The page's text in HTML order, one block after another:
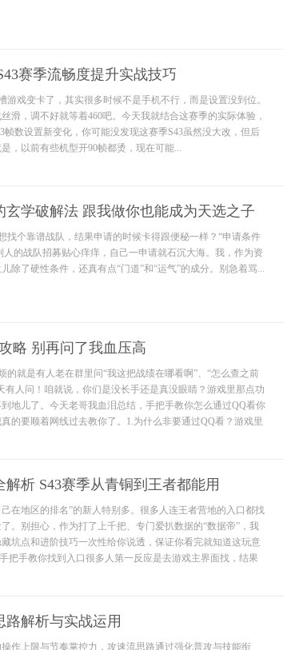
赛季流畅度提升实战技巧
游戏变卡了，其实很多时候不是手机不行，而是设置没到位。
滑，调不好就等着460吧。今天我就结合这赛季的实际体验，
帧数设置新变化，你可能没发现这赛季S43虽然没大改，但后
，以前有些机型开90帧都烫，现在可能...
学破解法 跟我做你也能成为天选之子
找个靠谱战队，结果申请的时候卡得跟便秘一样？“申请条件
人的战队招募贴心痒痒，自己一申请就石沉大海。我，作为资
除了硬性条件，还真有点“门道”和“运气”的成分。别急着骂...
略 别再问了我血压高
的就是有人老在群里问“我这把战绩在哪看啊”、“怎么查之前
有人问！咱就说，你们是没长手还是真没眼睛？游戏里那点功
地儿了。今天老哥我血泪总结，手把手教你怎么通过QQ看你
的要顺着网线过去教你了。1.为什么非要通过QQ看？游戏里
析 S43赛季从青铜到王者都能用
在地区的排名”的新人特别多。很多人连王者营地的入口都找
。别担心，作为打了上千把、专门爱扒数据的“数据帝”，我
坑点和进阶技巧一次性给你说透，保证你看完就知道这玩意
把手教你找到入口很多人第一反应是去游戏主界面找，结果
解析与实战运用
作上限与节奏掌控力，攻速流思路通过强化普攻与技能衔